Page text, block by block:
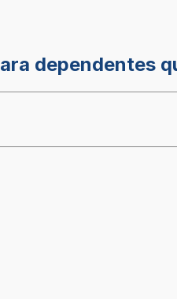
dependentes